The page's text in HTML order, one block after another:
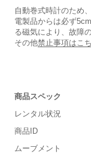
自動巻式時計のため
電製品からは必ず
る磁気により、故障
その他禁止事項はこ
商品スペック
レンタル状況
商品ID
ムーブメント
保証書
箱